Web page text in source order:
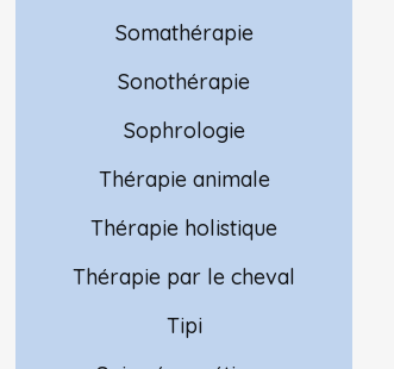
Somathérapie
Sonothérapie
Sophrologie
Thérapie animale
Thérapie holistique
Thérapie par le cheval
Tipi